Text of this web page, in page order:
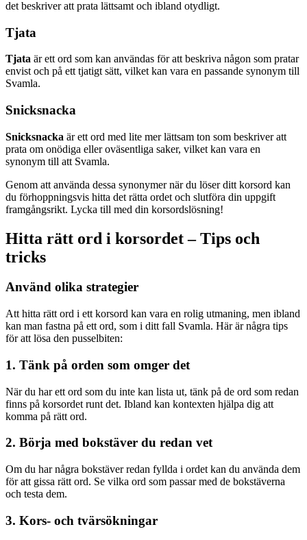
det beskriver att prata lättsamt och ibland otydligt.
Tjata
Tjata är ett ord som kan användas för att beskriva någon som pratar
envist och på ett tjatigt sätt, vilket kan vara en passande synonym till
Svamla.
Snicksnacka
Snicksnacka är ett ord med lite mer lättsam ton som beskriver att
prata om onödiga eller oväsentliga saker, vilket kan vara en
synonym till att Svamla.
Genom att använda dessa synonymer när du löser ditt korsord kan
du förhoppningsvis hitta det rätta ordet och slutföra din uppgift
framgångsrikt. Lycka till med din korsordslösning!
Hitta rätt ord i korsordet – Tips och
tricks
Använd olika strategier
Att hitta rätt ord i ett korsord kan vara en rolig utmaning, men ibland
kan man fastna på ett ord, som i ditt fall Svamla. Här är några tips
för att lösa den pusselbiten:
1. Tänk på orden som omger det
När du har ett ord som du inte kan lista ut, tänk på de ord som redan
finns på korsordet runt det. Ibland kan kontexten hjälpa dig att
komma på rätt ord.
2. Börja med bokstäver du redan vet
Om du har några bokstäver redan fyllda i ordet kan du använda dem
för att gissa rätt ord. Se vilka ord som passar med de bokstäverna
och testa dem.
3. Kors- och tvärsökningar